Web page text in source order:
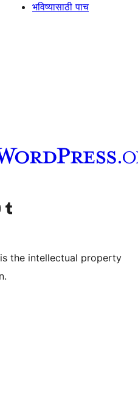
भविष्यासाठी पाच
आमच्या टंबलर खात्याला भेट द्या.
the intellectual property